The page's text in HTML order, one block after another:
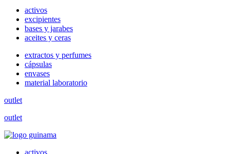
activos
excipientes
bases y jarabes
aceites y ceras
extractos y perfumes
cápsulas
envases
material laboratorio
outlet
outlet
activos